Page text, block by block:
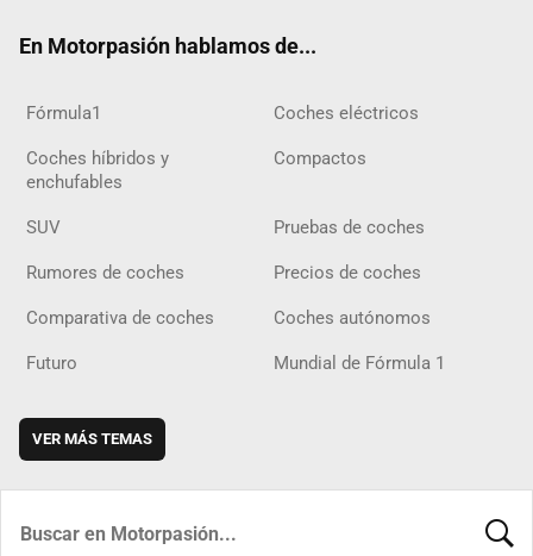
En Motorpasión hablamos de...
Fórmula1 Coches eléctricos
Coches híbridos y
enchufables
Compactos
SUV Pruebas de coches
Rumores de coches Precios de coches
Comparativa de coches Coches autónomos
Futuro Mundial de Fórmula 1
VER MÁS TEMAS